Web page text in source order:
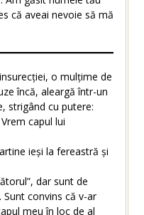
că aveai nevoie să mă
o mulțime de
încă, aleargă într-un
strigând cu putere:
capul lui
ieși la fereastră și
dar sunt de
convins că v-ar
meu în loc de al